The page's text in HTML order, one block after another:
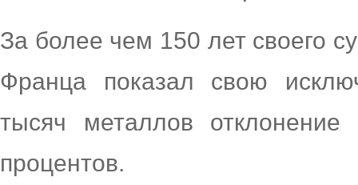
За более чем 150 лет своего
Франца показал свою
тысяч металлов
процентов.